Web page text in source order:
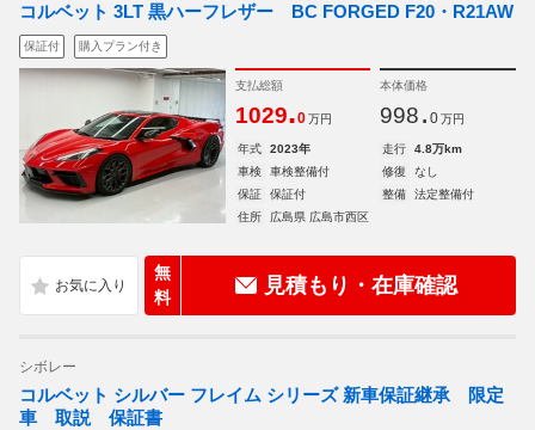
コルベット 3LT 黒ハーフレザー BC FORGED F20・R21AW
保証付 購入プラン付き
支払総額
1029.0 万円
本体価格
998. 0 万円
年式 2023年 走行
4.8万km
車検
車検整備付 修復
なし
保証
保証付 整備
法定整備付
住所
広島県 広島市西区
無
料
見積もり・在庫確認
シボレー
コルベット シルバー フレイム シリーズ 新車保証継承 限定
車 取説 保証書